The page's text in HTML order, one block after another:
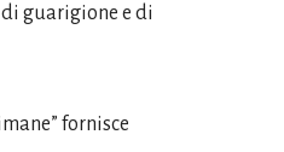
guarigione e di
fornisce